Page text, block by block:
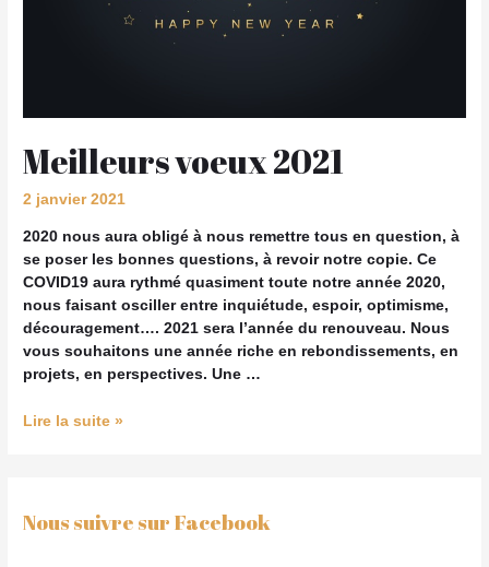
Meilleurs voeux 2021
2 janvier 2021
2020 nous aura obligé à nous remettre tous en question, à
se poser les bonnes questions, à revoir notre copie. Ce
COVID19 aura rythmé quasiment toute notre année 2020,
nous faisant osciller entre inquiétude, espoir, optimisme,
découragement…. 2021 sera l’année du renouveau. Nous
vous souhaitons une année riche en rebondissements, en
projets, en perspectives. Une …
Lire la suite »
Nous suivre sur Facebook